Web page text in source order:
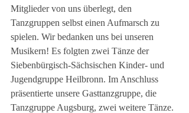
Mitglieder von uns überlegt, den
Tanzgruppen selbst einen Aufmarsch zu
spielen. Wir bedanken uns bei unseren
Musikern! Es folgten zwei Tänze der
Siebenbürgisch-Sächsischen Kinder- und
Jugendgruppe Heilbronn. Im Anschluss
präsentierte unsere Gasttanzgruppe, die
Tanzgruppe Augsburg, zwei weitere Tänze.